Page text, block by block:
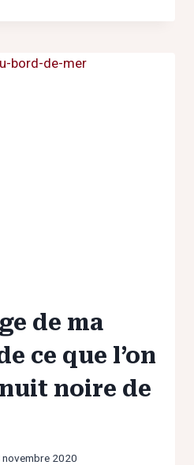
de ma
ce que l’on
noire de
novembre 2020